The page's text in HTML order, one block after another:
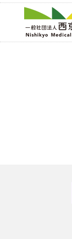
content